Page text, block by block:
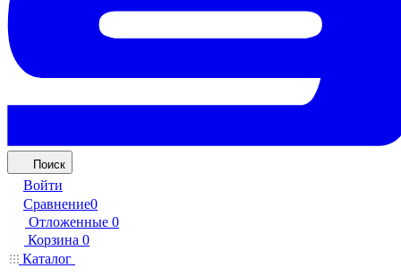
Поиск
Войти
Сравнение0
Отложенные 0
Корзина 0
Каталог